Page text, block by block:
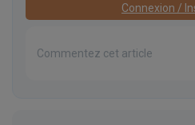
Connexion /